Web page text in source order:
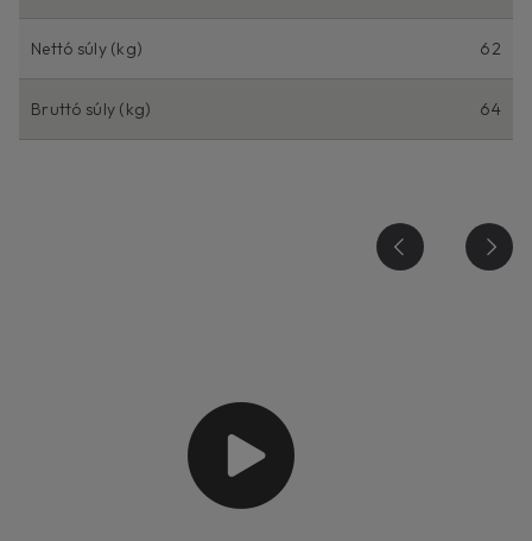
Nettó súly (kg) 62
Bruttó súly (kg) 64